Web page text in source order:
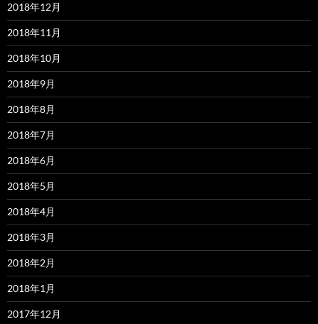
2018年12月
2018年11月
2018年10月
2018年9月
2018年8月
2018年7月
2018年6月
2018年5月
2018年4月
2018年3月
2018年2月
2018年1月
2017年12月